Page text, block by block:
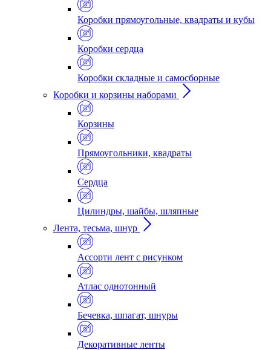
Коробки прямоугольные, квадраты и кубы
Коробки сердца
Коробки складные и самосборные
Коробки и корзины наборами
Корзины
Прямоугольники, квадраты
Сердца
Цилиндры, шайбы, шляпные
Лента, тесьма, шнур
Ассорти лент с рисунком
Атлас однотонный
Бечевка, шпагат, шнуры
Декоративные ленты